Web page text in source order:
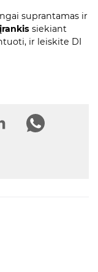
suprantamas ir
siekiant
ir leiskite DI